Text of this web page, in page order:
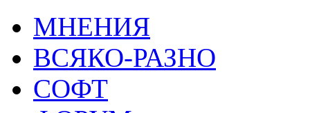
МНЕНИЯ
ВСЯКО-РАЗНО
СОФТ